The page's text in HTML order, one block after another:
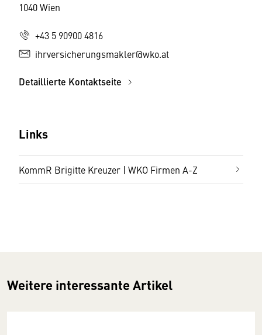
1040 Wien
+43 5 90900 4816
ihrversicherungsmakler@wko.at
Detaillierte Kontaktseite
Links
KommR Brigitte Kreuzer | WKO Firmen A-Z
Weitere interessante Artikel